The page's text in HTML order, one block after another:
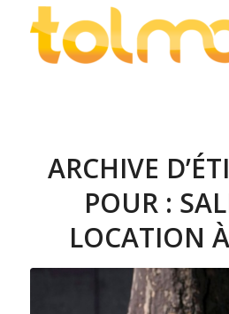
ARCHIVE
POUR :
LOCATION